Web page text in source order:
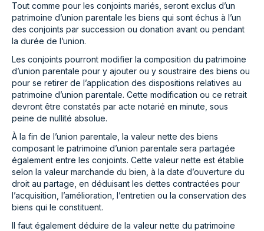
Tout comme pour les conjoints mariés, seront exclus d’un
patrimoine d’union parentale les biens qui sont échus à l’un
des conjoints par succession ou donation avant ou pendant
la durée de l’union.
Les conjoints pourront modifier la composition du patrimoine
d’union parentale pour y ajouter ou y soustraire des biens ou
pour se retirer de l’application des dispositions relatives au
patrimoine d’union parentale. Cette modification ou ce retrait
devront être constatés par acte notarié en minute, sous
peine de nullité absolue.
À la fin de l’union parentale, la valeur nette des biens
composant le patrimoine d’union parentale sera partagée
également entre les conjoints. Cette valeur nette est établie
selon la valeur marchande du bien, à la date d’ouverture du
droit au partage, en déduisant les dettes contractées pour
l’acquisition, l’amélioration, l’entretien ou la conservation des
biens qui le constituent.
Il faut également déduire de la valeur nette du patrimoine